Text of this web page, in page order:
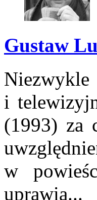
Gustaw
i
(1993) za
w
uprawia...